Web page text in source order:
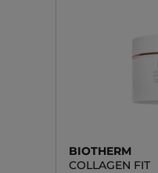
BIOTHERM
COLLAGEN FIT